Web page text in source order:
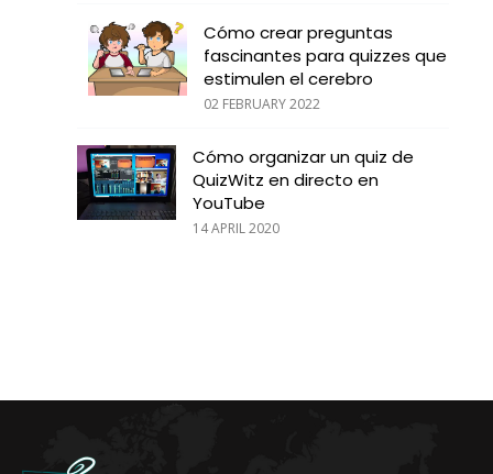
Cómo crear preguntas
fascinantes para quizzes que
estimulen el cerebro
02 FEBRUARY 2022
Cómo organizar un quiz de
QuizWitz en directo en
YouTube
14 APRIL 2020